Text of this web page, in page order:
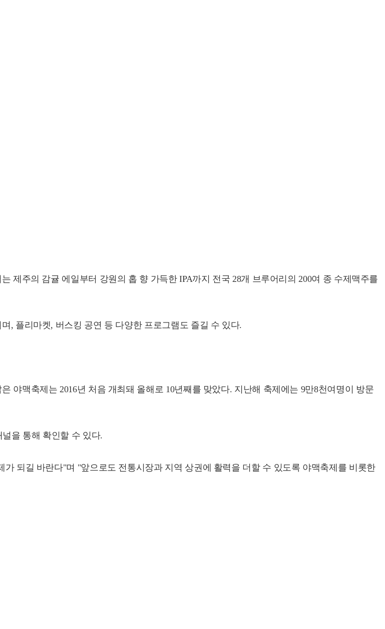
제주의 감귤 에일부터 강원의 홉 향 가득한 IPA까지 전국 28개 브루어리의 200여 종 수제맥주를
, 플리마켓, 버스킹 공연 등 다양한 프로그램도 즐길 수 있다.
야맥축제는 2016년 처음 개최돼 올해로 10년째를 맞았다. 지난해 축제에는 9만8천여명이 방문
을 통해 확인할 수 있다.
되길 바란다"며 "앞으로도 전통시장과 지역 상권에 활력을 더할 수 있도록 야맥축제를 비롯한